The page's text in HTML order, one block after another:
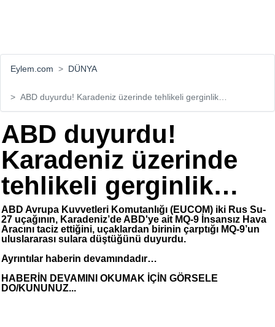
Eylem.com DÜNYA
ABD duyurdu! Karadeniz üzerinde tehlikeli gerginlik…
ABD duyurdu!
Karadeniz üzerinde
tehlikeli gerginlik…
ABD Avrupa Kuvvetleri Komutanlığı (EUCOM) iki Rus Su-
27 uçağının, Karadeniz’de ABD'ye ait MQ-9 İnsansız Hava
Aracını taciz ettiğini, uçaklardan birinin çarptığı MQ-9’un
uluslararası sulara düştüğünü duyurdu.
Ayrıntılar haberin devamındadır…
HABERİN DEVAMINI OKUMAK İÇİN GÖRSELE
DO/KUNUNUZ...